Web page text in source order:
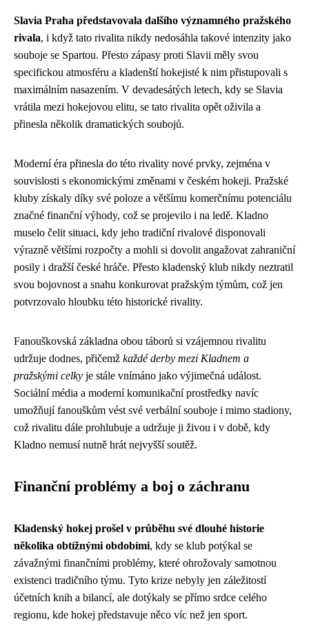
Slavia Praha představovala dalšího významného pražského
rivala, i když tato rivalita nikdy nedosáhla takové intenzity jako
souboje se Spartou. Přesto zápasy proti Slavii měly svou
specifickou atmosféru a kladenští hokejisté k nim přistupovali s
maximálním nasazením. V devadesátých letech, kdy se Slavia
vrátila mezi hokejovou elitu, se tato rivalita opět oživila a
přinesla několik dramatických soubojů.
Moderní éra přinesla do této rivality nové prvky, zejména v
souvislosti s ekonomickými změnami v českém hokeji. Pražské
kluby získaly díky své poloze a většímu komerčnímu potenciálu
značné finanční výhody, což se projevilo i na ledě. Kladno
muselo čelit situaci, kdy jeho tradiční rivalové disponovali
výrazně většími rozpočty a mohli si dovolit angažovat zahraniční
posily i dražší české hráče. Přesto kladenský klub nikdy neztratil
svou bojovnost a snahu konkurovat pražským týmům, což jen
potvrzovalo hloubku této historické rivality.
Fanouškovská základna obou táborů si vzájemnou rivalitu
udržuje dodnes, přičemž každé derby mezi Kladnem a
pražskými celky je stále vnímáno jako výjimečná událost.
Sociální média a moderní komunikační prostředky navíc
umožňují fanouškům vést své verbální souboje i mimo stadiony,
což rivalitu dále prohlubuje a udržuje ji živou i v době, kdy
Kladno nemusí nutně hrát nejvyšší soutěž.
Finanční problémy a boj o záchranu
Kladenský hokej prošel v průběhu své dlouhé historie
několika obtížnými obdobími, kdy se klub potýkal se
závažnými finančními problémy, které ohrožovaly samotnou
existenci tradičního týmu. Tyto krize nebyly jen záležitostí
účetních knih a bilancí, ale dotýkaly se přímo srdce celého
regionu, kde hokej představuje něco víc než jen sport.